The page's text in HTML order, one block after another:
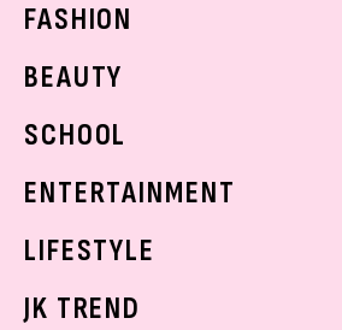
FASHION
着回し
BEAUTY
ベストコスメ
ボディケア
SCHOOL
学校ヘアメイク
ENTERTAINMENT
K-POP
LIFESTYLE
JK TREND